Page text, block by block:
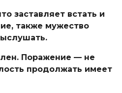
заставляет встать и
также мужество
Поражение — не
продолжать имеет